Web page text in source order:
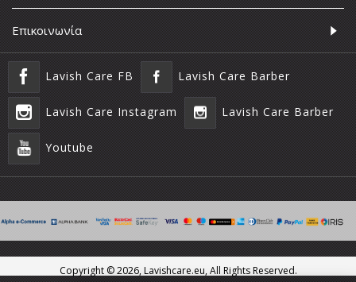
Επικοινωνία
Lavish Care FB Lavish Care Barber
Lavish Care Instagram Lavish Care Barber
Youtube
Copyright ©2026, Lavishcare.eu, All Rights Reserved.